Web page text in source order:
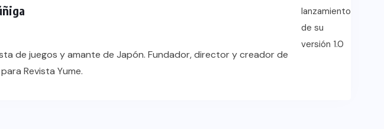
de juegos y amante de Japón. Fundador, director y creador de
Revista Yume.